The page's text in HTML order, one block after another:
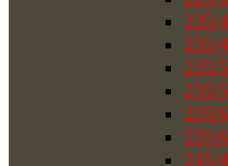
235/
235/
235/
235/
235/
235/
245/